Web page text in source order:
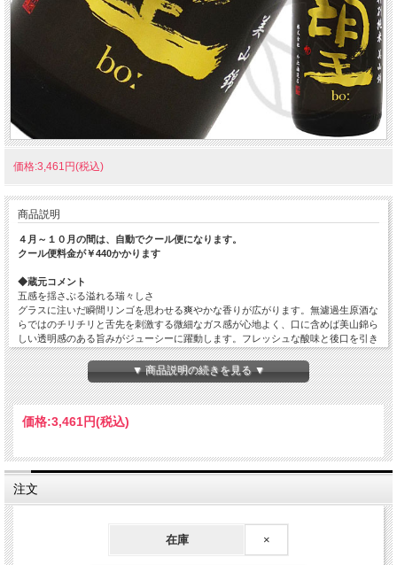
価格:3,461円(税込)
商品説明
４月～１０月の間は、自動でクール便になります。
クール便料金が￥440かかります
◆蔵元コメント
五感を揺さぶる溢れる瑞々しさ
グラスに注いだ瞬間リンゴを思わせる爽やかな香りが広がります。無濾過生原酒な
らではのチリチリと舌先を刺激する微細なガス感が心地よく、口に含めば美山錦ら
しい透明感のある旨みがジューシーに躍動します。フレッシュな酸味と後口を引き
締める程よい苦みのバランスが絶妙。
◆ましだやコメント
果実味とフレッシュな質感が非常によく噛み合った一本です。旨み・甘み・酸・苦
酸度…
アミノ酸度…
▼ 商品説明の続きを見る ▼
価格:3,461円(税込)
注文
在庫 ×